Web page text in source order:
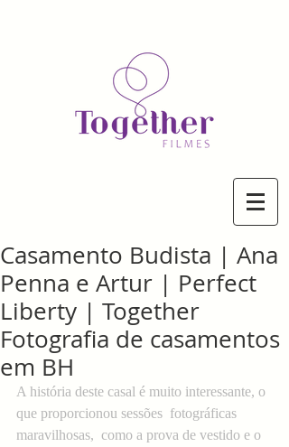
Casamento Budista | Ana
Penna e Artur | Perfect
Liberty | Together
Fotografia de casamentos
em BH
A história deste casal é muito interessante, o
que proporcionou sessões  fotográficas
maravilhosas,  como a prova de vestido e o